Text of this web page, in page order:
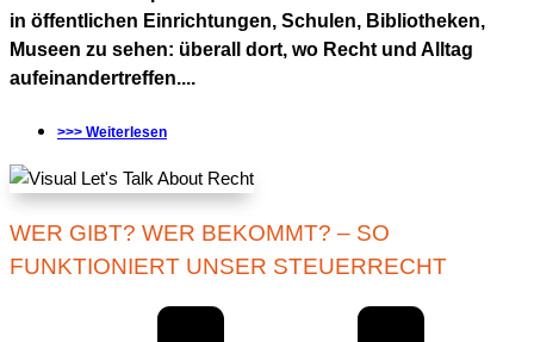
in öffentlichen Einrichtungen, Schulen, Bibliotheken,
Museen zu sehen: überall dort, wo Recht und Alltag
aufeinandertreffen....
>>> Weiterlesen
WER GIBT? WER BEKOMMT? – SO
FUNKTIONIERT UNSER STEUERRECHT